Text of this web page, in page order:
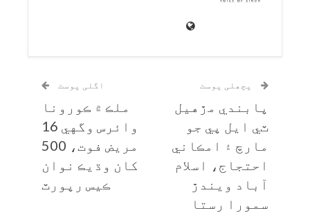
پچھلی پوسٹ
پابندي مڙهيل
ٽي ايل پي جو
مارچ ۽ امڪاني
احتجاج، اسلام
آباد ويندڙ
سمورا رستا
اگلی پوسٹ
ملڪ ۾ ڪورونا
وائرس وگهي 16
مريض فوت، 500
کان وڌيڪ نوان
ڪيس رپورٽ